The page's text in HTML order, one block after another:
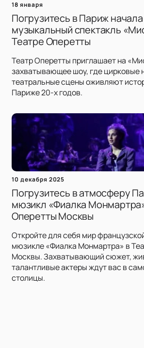
18 января
Погрузитесь в Париж начала
музыкальный спектакль
Театре Оперетты
Театр Оперетты приглашает на
захватывающее шоу, где цирковые
театральные сцены оживляют
Париже 20-х годов.
10 декабря 2025
Погрузитесь в атмосферу
мюзикл «Фиалка
Оперетты Москвы
Откройте для себя мир
мюзикле «Фиалка Монмартра» в
Москвы. Захватывающий сюжет,
талантливые актеры ждут вас в
столицы.